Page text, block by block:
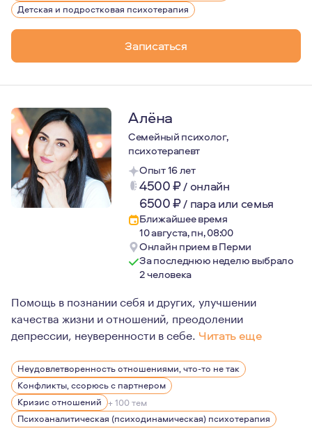
Детская и подростковая психотерапия
Записаться
Алёна
Семейный психолог,
психотерапевт
Опыт 16 лет
4500₽/ онлайн
6500₽/ пара или семья
Ближайшее время
10 августа, пн, 08:00
Онлайн прием в Перми
За последнюю неделю выбрало
2 человека
Помощь в познании себя и других, улучшении
качества жизни и отношений, преодолении
депрессии, неуверенности в себе. Читать еще
Психолог высшей квалификационной категории.
Профессиональный стаж – 11 лет.
«С судьбой нельзя не считаться, мы не можем просто
Ролло Мэй
Неудовлетворенность отношениями, что-то не так
Конфликты, ссорюсь с партнером
Кризис отношений + 100 тем
Психоаналитическая (психодинамическая) психотерапия